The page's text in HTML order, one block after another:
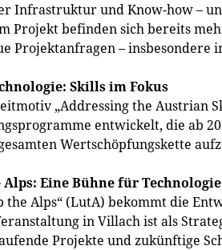
Infrastruktur und Know-how –
Projekt befinden sich bereits
Projektanfragen – insbesondere
Skills im Fokus
„Addressing the Austrian
entwickelt, die ab
Wertschöpfungskette
Alps: Eine Bühne für Technologie
the Alps“ (LutA) bekommt die
in Villach ist als
Projekte und zukünftige